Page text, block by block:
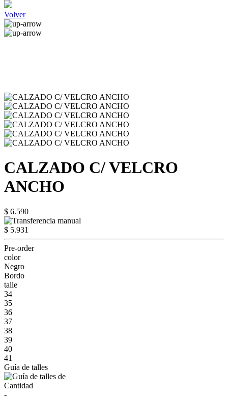
Volver
CALZADO C/ VELCRO
ANCHO
$ 6.590
$ 5.931
Pre-order
color
Negro
Bordo
talle
34
35
36
37
38
39
40
41
Guía de talles
Cantidad
-